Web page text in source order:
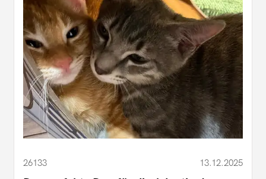
26133 13.12.2025